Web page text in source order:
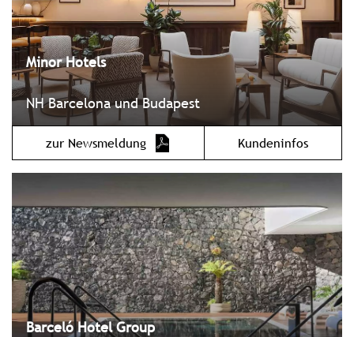
Minor Hotels
NH Barcelona und Budapest
zur Newsmeldung Kundeninfos
Barceló Hotel Group